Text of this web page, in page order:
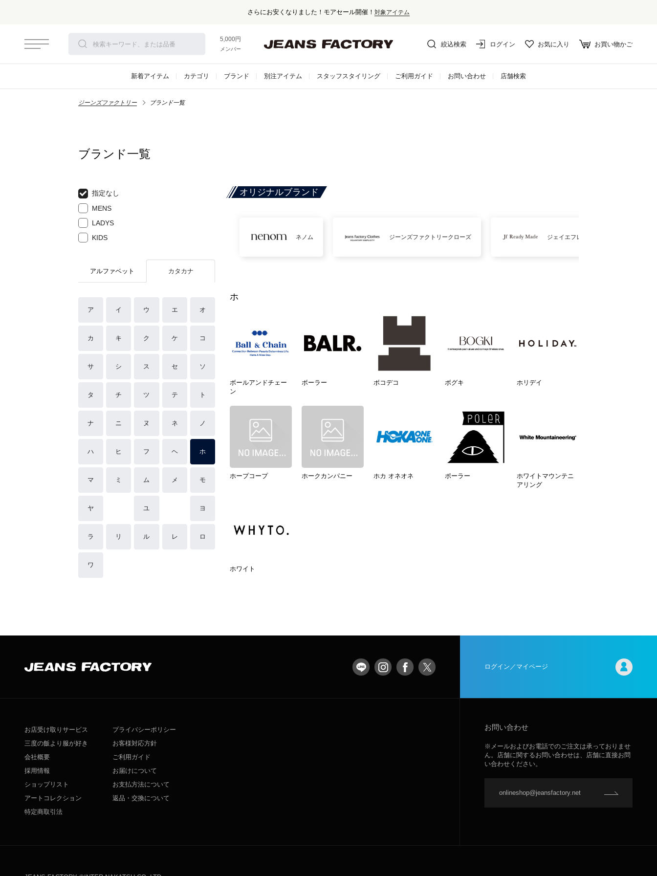
さらにお安くなりました！モアセール開催！ 対象アイテム
5,000円以上お買い上げで送料無料！
メンバー登録でお得な情報をゲット。さらに詳しく
絞込検索 ログイン お気に入り お買い物かご
新着アイテム カテゴリ ブランド 別注アイテム スタッフスタイリング ご利用ガイド お問い合わせ 店舗検索
ジーンズファクトリー ブランド一覧
ブランド一覧
指定なし
MENS
LADYS
KIDS
アルファベット カタカナ
ア イ ウ エ オ
カ キ ク ケ コ
サ シ ス セ ソ
タ チ ツ テ ト
ナ ニ ヌ ネ ノ
ハ ヒ フ ヘ ホ
マ ミ ム メ モ
ヤ ユ ヨ
ラ リ ル レ ロ
ワ
オリジナルブランド
ネノム ジーンズファクトリークローズ ジェイエフレディメイド
ホ
ボールアンドチェー
ン
ボーラー ボコデコ ボグキ ホリデイ
ホープコープ ホークカンパニー ホカ オネオネ ポーラー
ホワイトマウンテニ
アリング
ホワイト
ログイン／マイページ
お店受け取りサービス
三度の飯より服が好き
会社概要
採用情報
ショップリスト
アートコレクション
特定商取引法
プライバシーポリシー
お客様対応方針
ご利用ガイド
お届けについて
お支払方法について
返品・交換について
お問い合わせ
※メールおよびお電話でのご注文は承っておりませ
ん。店舗に関するお問い合わせは、店舗に直接お問
い合わせください。
onlineshop@jeansfactory.net